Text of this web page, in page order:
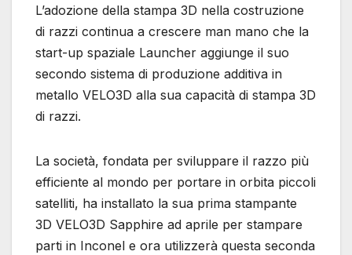
L’adozione della stampa 3D nella costruzione
di razzi continua a crescere man mano che la
start-up spaziale Launcher aggiunge il suo
secondo sistema di produzione additiva in
metallo VELO3D alla sua capacità di stampa 3D
di razzi.
La società, fondata per sviluppare il razzo più
efficiente al mondo per portare in orbita piccoli
satelliti, ha installato la sua prima stampante
3D VELO3D Sapphire ad aprile per stampare
parti in Inconel e ora utilizzerà questa seconda